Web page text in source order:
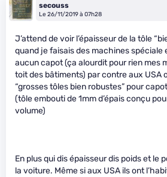
secouss
Le 26/11/2019 à 07h28
J’attend de voir l’épaisseur de la tôle
quand je faisais des machines spéciale
aucun capot (ça alourdit pour rien mes
toit des bâtiments) par contre aux USA
“grosses tôles bien robustes” pour
(tôle embouti de 1mm d’épais conçu
volume)
En plus qui dis épaisseur dis poids et le
la voiture. Même si aux USA ils ont